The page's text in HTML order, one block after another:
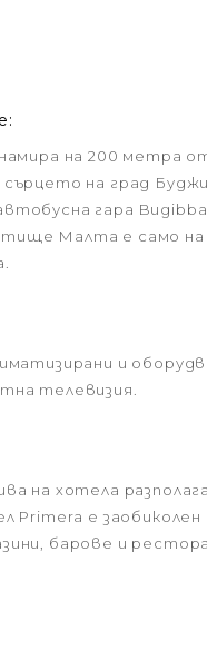
на 200 метра
на град
гара Bugibba.
Малта е само на
и
телевизия.
на хотела
Primera е
барове и